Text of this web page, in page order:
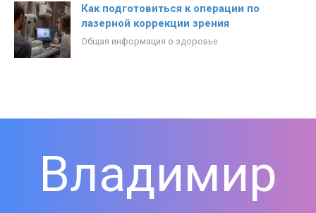
Как подготовиться к операции по
лазерной коррекции зрения
Общая информация о здоровье
Владимир